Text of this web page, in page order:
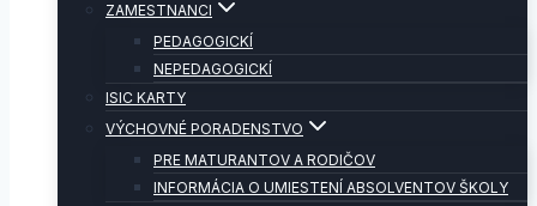
ZAMESTNANCI
PEDAGOGICKÍ
NEPEDAGOGICKÍ
ISIC KARTY
VÝCHOVNÉ PORADENSTVO
PRE MATURANTOV A RODIČOV
INFORMÁCIA O UMIESTENÍ ABSOLVENTOV ŠKOLY